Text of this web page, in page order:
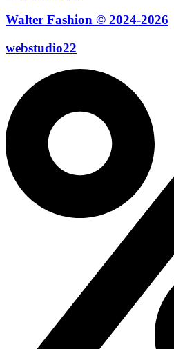
Walter Fashion © 2024-2026
webstudio22